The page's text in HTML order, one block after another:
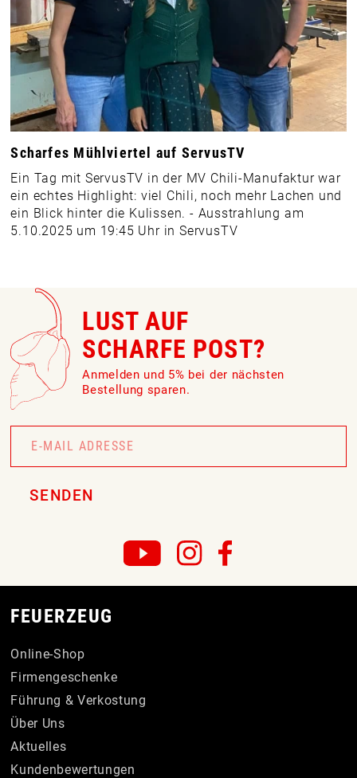
Scharfes Mühlviertel auf ServusTV
Ein Tag mit ServusTV in der MV Chili-Manufaktur war
ein echtes Highlight: viel Chili, noch mehr Lachen und
ein Blick hinter die Kulissen. - Ausstrahlung am
5.10.2025 um 19:45 Uhr in ServusTV
LUST AUF
SCHARFE POST?
Anmelden und 5% bei der nächsten
Bestellung sparen.
Newsletter
Signup
SENDEN
FEUERZEUG
Online-Shop
Firmengeschenke
Führung & Verkostung
Über Uns
Aktuelles
Kundenbewertungen